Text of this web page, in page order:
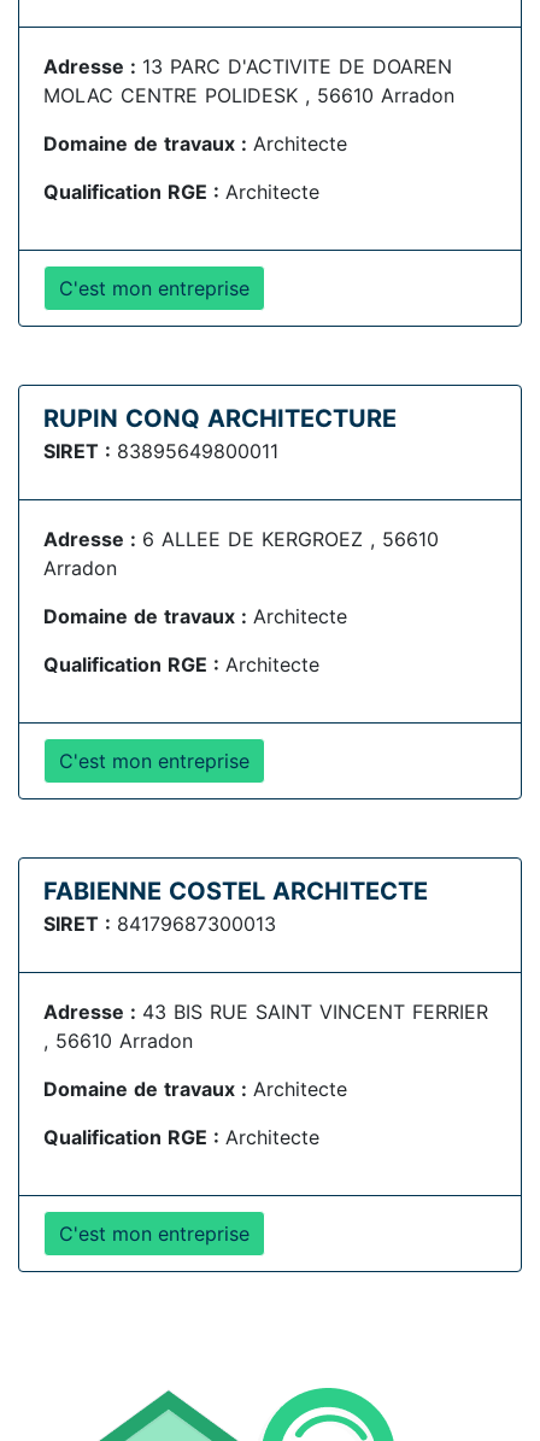
Adresse : 13 PARC D'ACTIVITE DE DOAREN
MOLAC CENTRE POLIDESK , 56610 Arradon
Domaine de travaux : Architecte
Qualification RGE : Architecte
C'est mon entreprise
RUPIN CONQ ARCHITECTURE
SIRET : 83895649800011
Adresse : 6 ALLEE DE KERGROEZ , 56610
Arradon
Domaine de travaux : Architecte
Qualification RGE : Architecte
C'est mon entreprise
FABIENNE COSTEL ARCHITECTE
SIRET : 84179687300013
Adresse : 43 BIS RUE SAINT VINCENT FERRIER
, 56610 Arradon
Domaine de travaux : Architecte
Qualification RGE : Architecte
C'est mon entreprise